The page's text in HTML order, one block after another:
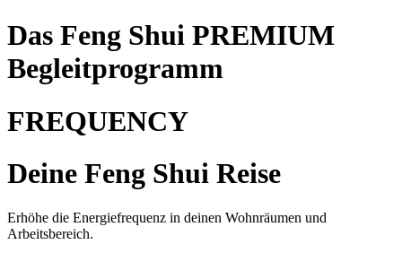
Das Feng Shui PREMIUM
Begleitprogramm
FREQUENCY
Deine Feng Shui Reise
Erhöhe die Energiefrequenz in deinen Wohnräumen und
Arbeitsbereich.